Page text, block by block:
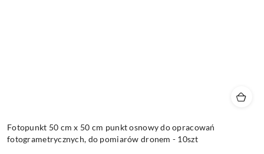
Fotopunkt 50 cm x 50 cm punkt osnowy do opracowań
fotogrametrycznych, do pomiarów dronem - 10szt